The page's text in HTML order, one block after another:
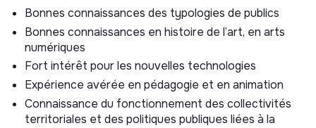
Statut d'Emploi : Être sans emploi ou bénéficier d'un
contrat aidé,
Lieu de Résidence : Résider dans un Quartier
Prioritaire de la Politique de la Ville (QPV) ou dans un
autre territoire prioritaire défini par le contrat de
ville.
Bonnes connaissances des typologies de publics
Bonnes connaissances en histoire de l’art, en arts
numériques
Fort intérêt pour les nouvelles technologies
Expérience avérée en pédagogie et en animation
Connaissance du fonctionnement des collectivités
territoriales et des politiques publiques liées à la